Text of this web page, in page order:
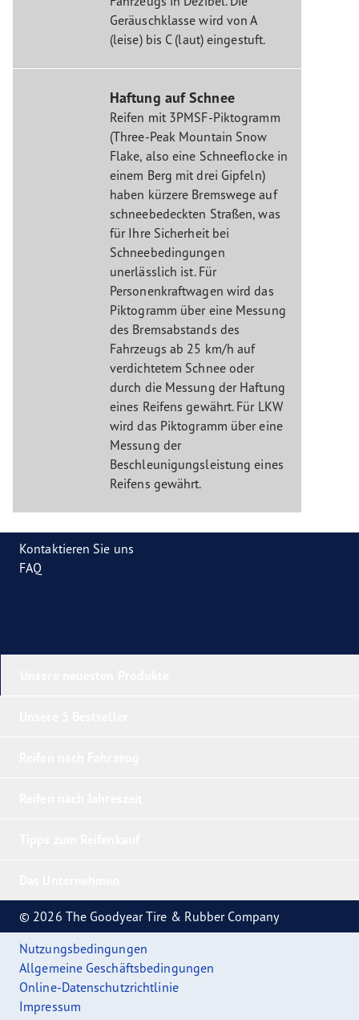
Geräuschklasse wird von A
(leise) bis C (laut) eingestuft.
Haftung auf Schnee
Reifen mit 3PMSF-Piktogramm
(Three-Peak Mountain Snow
Flake, also eine Schneeflocke in
einem Berg mit drei Gipfeln)
haben kürzere Bremswege auf
schneebedeckten Straßen, was
für Ihre Sicherheit bei
Schneebedingungen
unerlässlich ist. Für
Personenkraftwagen wird das
Piktogramm über eine Messung
des Bremsabstands des
Fahrzeugs ab 25 km/h auf
verdichtetem Schnee oder
durch die Messung der Haftung
eines Reifens gewährt. Für LKW
wird das Piktogramm über eine
Messung der
Beschleunigungsleistung eines
Reifens gewährt.
Kontaktieren Sie uns
FAQ
© 2026 The Goodyear Tire & Rubber Company
Nutzungsbedingungen
Allgemeine Geschäftsbedingungen
Online-Datenschutzrichtlinie
Impressum